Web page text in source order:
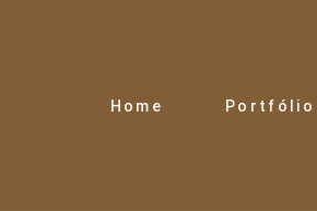
Home Portfólio